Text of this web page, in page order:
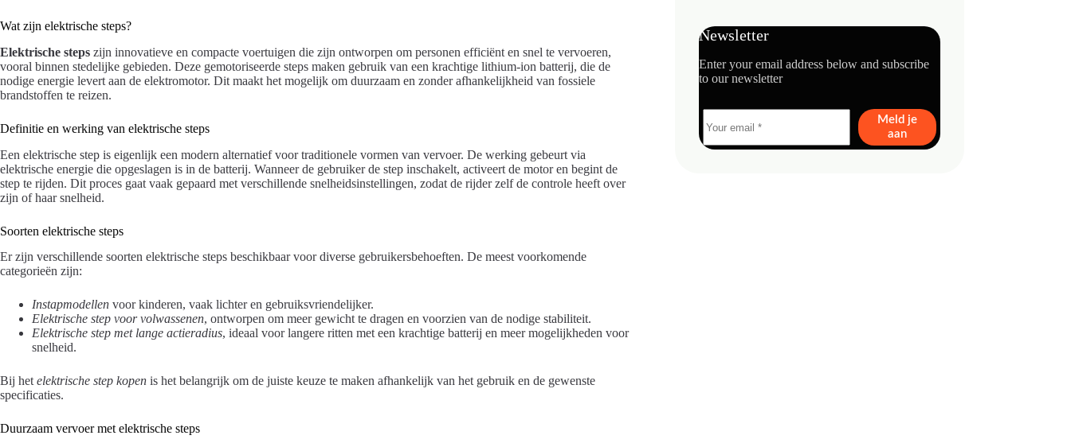
Wat zijn elektrische steps?
Elektrische steps zijn innovatieve en compacte voertuigen die zijn ontworpen om personen efficiënt en snel te vervoeren,
vooral binnen stedelijke gebieden. Deze gemotoriseerde steps maken gebruik van een krachtige lithium-ion batterij, die de
nodige energie levert aan de elektromotor. Dit maakt het mogelijk om duurzaam en zonder afhankelijkheid van fossiele
brandstoffen te reizen.
Definitie en werking van elektrische steps
Een elektrische step is eigenlijk een modern alternatief voor traditionele vormen van vervoer. De werking gebeurt via
elektrische energie die opgeslagen is in de batterij. Wanneer de gebruiker de step inschakelt, activeert de motor en begint de
step te rijden. Dit proces gaat vaak gepaard met verschillende snelheidsinstellingen, zodat de rijder zelf de controle heeft over
zijn of haar snelheid.
Soorten elektrische steps
Er zijn verschillende soorten elektrische steps beschikbaar voor diverse gebruikersbehoeften. De meest voorkomende
categorieën zijn:
Instapmodellen voor kinderen, vaak lichter en gebruiksvriendelijker.
Elektrische step voor volwassenen, ontworpen om meer gewicht te dragen en voorzien van de nodige stabiliteit.
Elektrische step met lange actieradius, ideaal voor langere ritten met een krachtige batterij en meer mogelijkheden voor
snelheid.
Bij het elektrische step kopen is het belangrijk om de juiste keuze te maken afhankelijk van het gebruik en de gewenste
specificaties.
Duurzaam vervoer met elektrische steps
Newsletter
Enter your email address below and subscribe
to our newsletter
Meld je
aan